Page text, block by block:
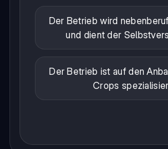
Der Betrieb wird
und dient der
Der Betrieb ist auf den
Crops